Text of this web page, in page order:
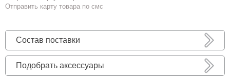
Отправить карту товара по смс
Состав поставки
Подобрать аксессуары